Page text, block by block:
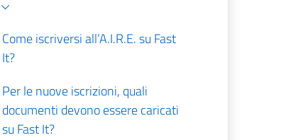
Come iscriversi all’A.I.R.E. su Fast
It?
Per le nuove iscrizioni, quali
documenti devono essere caricati
su Fast It?